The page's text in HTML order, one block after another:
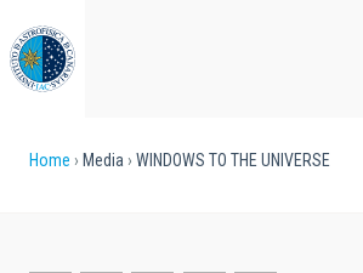
to
main
content
Breadcrumb
Home Media WINDOWS TO THE UNIVERSE